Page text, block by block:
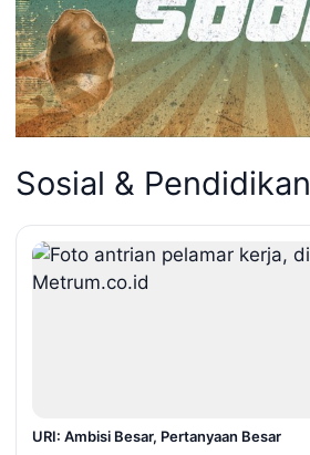
Sosial & Pendidikan
URI: Ambisi Besar, Pertanyaan Besar